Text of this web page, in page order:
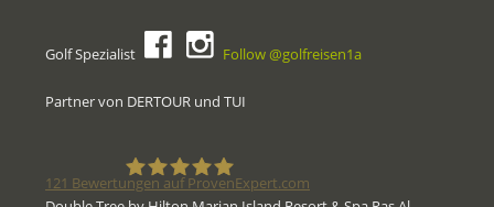
Golf Spezialist Follow @golfreisen1a
Partner von DERTOUR und TUI
121 Bewertungen auf ProvenExpert.com